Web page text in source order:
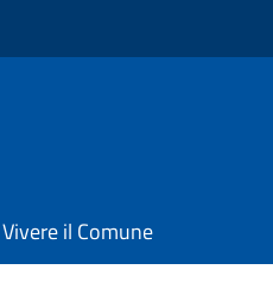
Vivere il Comune